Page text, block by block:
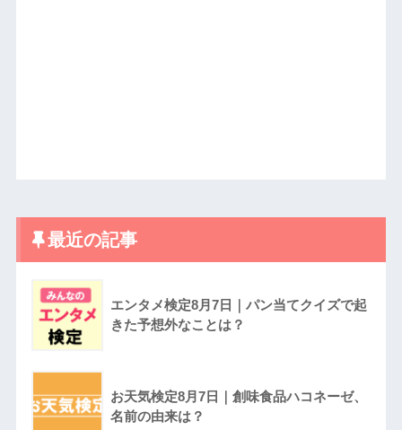
最近の記事
エンタメ検定8月7日｜パン当てクイズで起
きた予想外なことは？
お天気検定8月7日｜創味食品ハコネーゼ、
名前の由来は？